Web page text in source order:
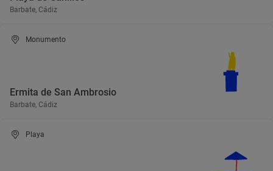
Barbate, Cádiz
Monumento
Ermita de San Ambrosio
Barbate, Cádiz
Playa